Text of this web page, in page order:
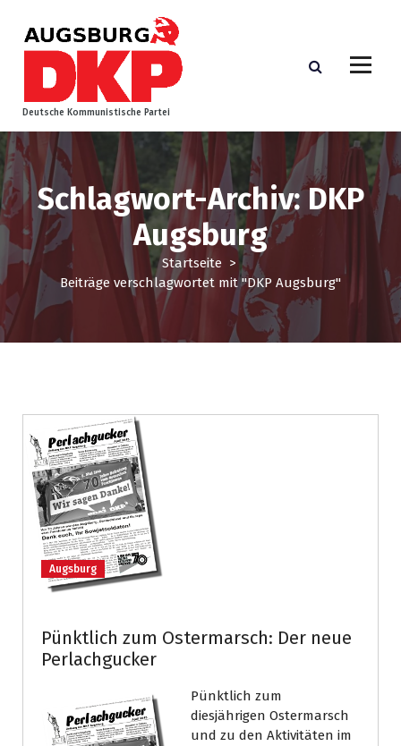
s
p
r
n
g
n
Deutsche Kommunistische Partei
Schlagwort-Archiv: DKP
Augsburg
Startseite>
Beiträge verschlagwortet mit "DKP Augsburg"
Augsburg
Pünktlich zum Ostermarsch: Der neue
Perlachgucker
Pünktlich zum
diesjährigen Ostermarsch
und zu den Aktivitäten im